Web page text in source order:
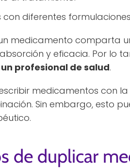
diferentes
medicamento comparta
y eficacia. Por lo
profesional de salud.
medicamentos con
Sin embargo, esto
de duplicar